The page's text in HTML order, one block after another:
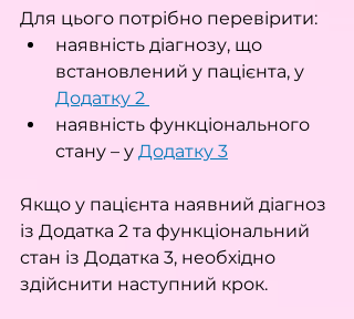
Для цього потрібно перевірити:
наявність діагнозу, що
встановлений у пацієнта, у
Додатку 2
наявність функціонального
стану – у Додатку 3
Якщо у пацієнта наявний діагноз
із Додатка 2 та функціональний
стан із Додатка 3, необхідно
здійснити наступний крок.